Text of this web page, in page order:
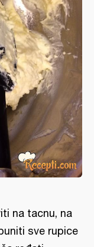
na tacnu, na
sve rupice